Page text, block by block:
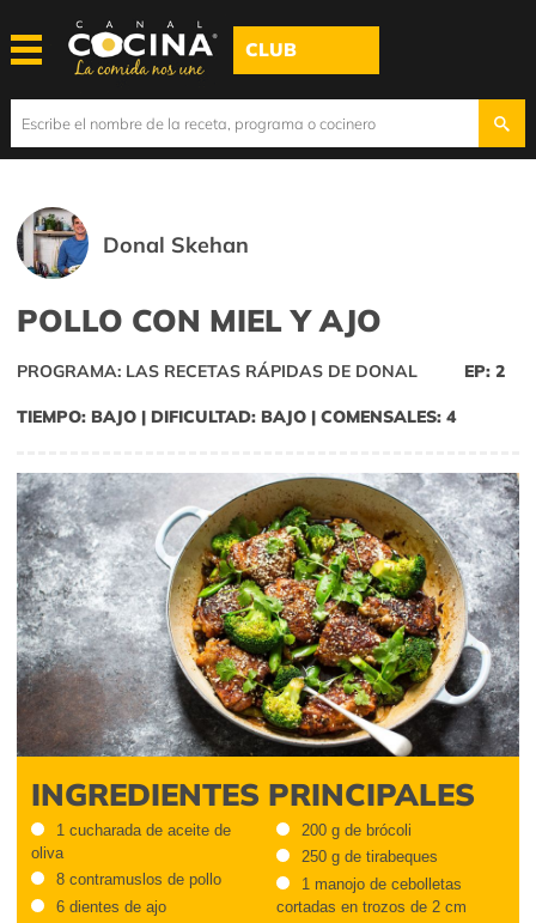
CLUB
Donal Skehan
POLLO CON MIEL Y AJO
PROGRAMA: LAS RECETAS RÁPIDAS DE DONAL EP: 2
TIEMPO: BAJO | DIFICULTAD: BAJO | COMENSALES: 4
INGREDIENTES PRINCIPALES
1 cucharada de aceite de
oliva
8 contramuslos de pollo
6 dientes de ajo
200 g de brócoli
250 g de tirabeques
1 manojo de cebolletas
cortadas en trozos de 2 cm